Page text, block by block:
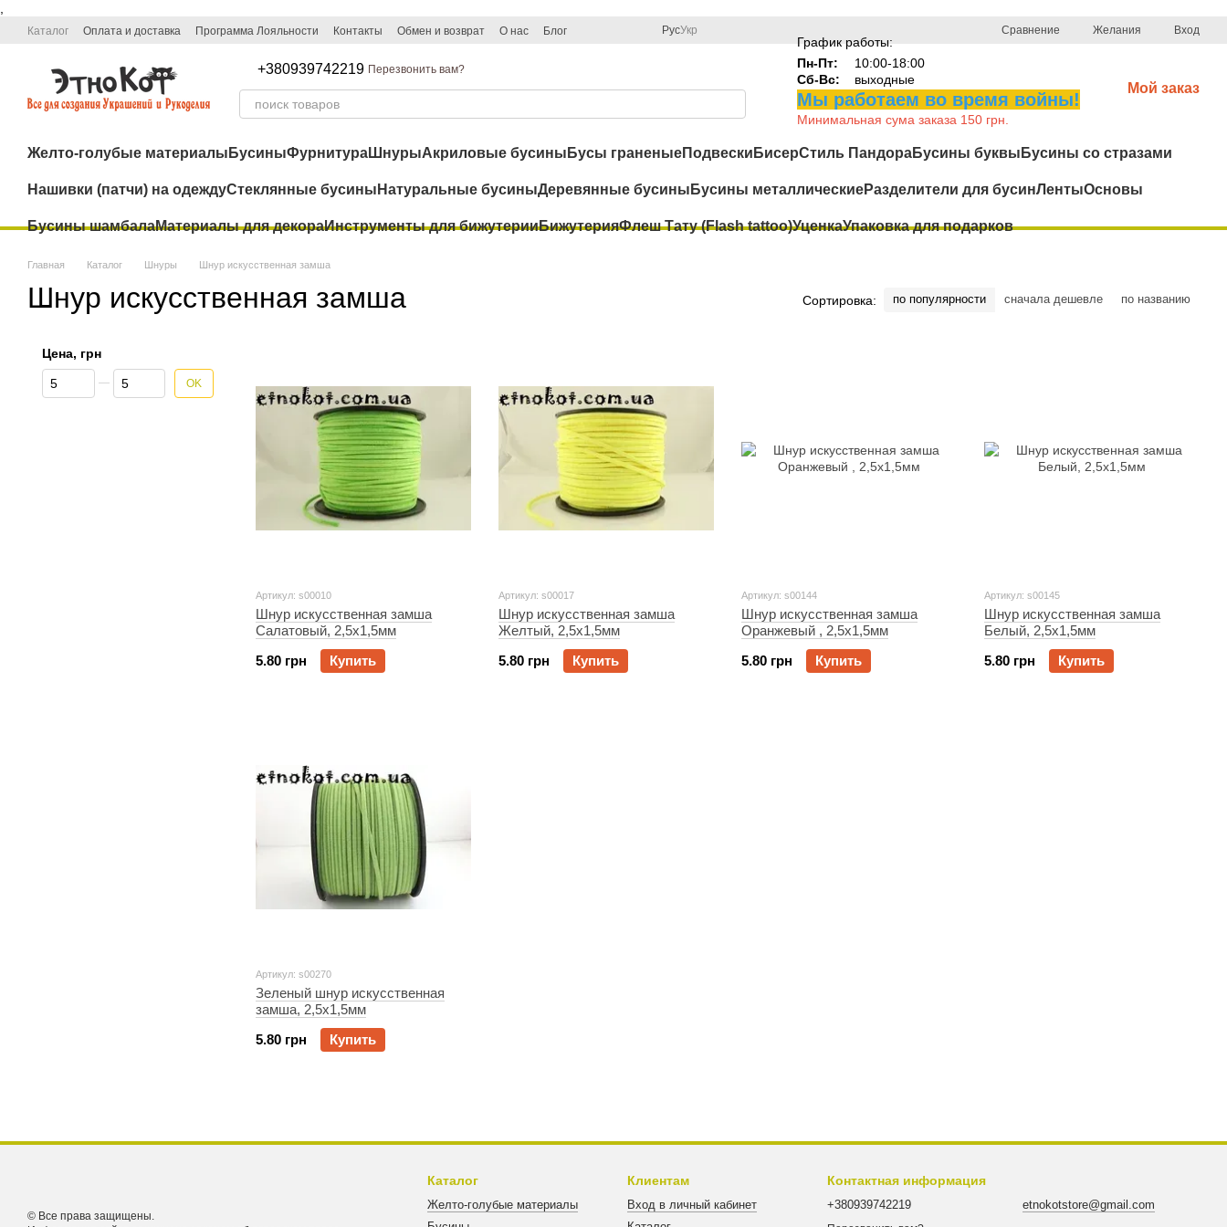
Перейти к основному контенту
Каталог Оплата и доставка Программа Лояльности Контакты Обмен и возврат О нас Блог РусУкр Сравнение Желания Вход
+380939742219 Перезвонить вам?
График работы:
Пн-Пт:
10:00-18:00
Сб-Вс:
выходные
Мы работаем во время войны!
Минимальная сума заказа 150 грн.
Мой заказ
Желто-голубые материалы БусиныФурнитураШнурыАкриловые бусины Бусы граненыеПодвески БисерСтиль ПандораБусины буквы Бусины со стразами
Нашивки (патчи) на одеждуСтеклянные бусины Натуральные бусиныДеревянные бусины Бусины металлическиеРазделители для бусинЛентыОсновы
Бусины шамбалаМатериалы для декораИнструменты для бижутерииБижутерияФлеш Тату (Flash tattoo)УценкаУпаковка для подарков
Главная Каталог Шнуры Шнур искусственная замша
Шнур искусственная замша Сортировка: по популярности сначала дешевле по названию
Артикул: s00010
Шнур искусственная замша
Салатовый, 2,5x1,5мм
5.80 грн
Купить
Артикул: s00017
Шнур искусственная замша
Желтый, 2,5x1,5мм
5.80 грн
Купить
Артикул: s00144
Шнур искусственная замша
Оранжевый , 2,5x1,5мм
5.80 грн
Купить
Артикул: s00145
Шнур искусственная замша
Белый, 2,5x1,5мм
5.80 грн
Купить
Артикул: s00270
Зеленый шнур искусственная
замша, 2,5x1,5мм
5.80 грн
Купить
Цена, грн
От Цена, грн
До Цена, грн OK
© Все права защищены.
Каталог
Желто-голубые материалы
Клиентам
Вход в личный кабинет
Контактная информация
+380939742219 etnokotstore@gmail.com